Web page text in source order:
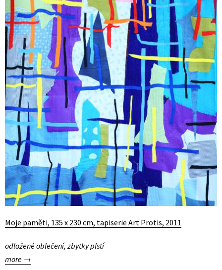
Moje paměti, 135 x 230 cm, tapiserie Art Protis, 2011
odložené oblečení, zbytky plstí
more →